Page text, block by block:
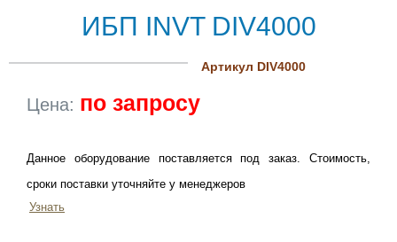
ИБП INVT DIV4000
Артикул DIV4000
Цена: по запросу
Данное оборудование поставляется под заказ. Стоимость,
сроки поставки уточняйте у менеджеров
Узнать